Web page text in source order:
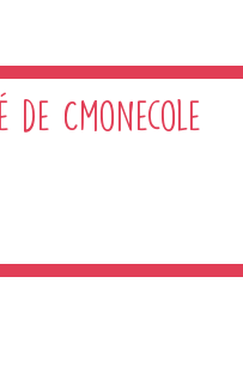
de Cmonecole